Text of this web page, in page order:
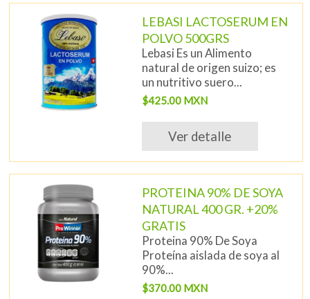
LEBASI LACTOSERUM EN
POLVO 500GRS
Lebasi Es un Alimento
natural de origen suizo; es
un nutritivo suero...
$425.00 MXN
Ver detalle
PROTEINA 90% DE SOYA
NATURAL 400 GR. +20%
GRATIS
Proteina 90% De Soya
Proteína aislada de soya al
90%...
$370.00 MXN